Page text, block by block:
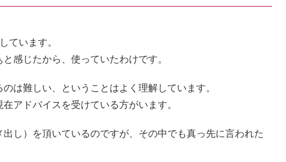
ています。
感じたから、使っていたわけです。
は難しい、ということはよく理解しています。
アドバイスを受けている方がいます。
し）を頂いているのですが、その中でも真っ先に言われた